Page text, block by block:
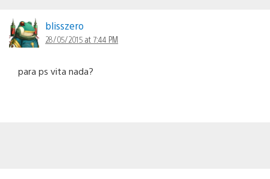
blisszero
28/05/2015 at 7:44 PM
para ps vita nada?